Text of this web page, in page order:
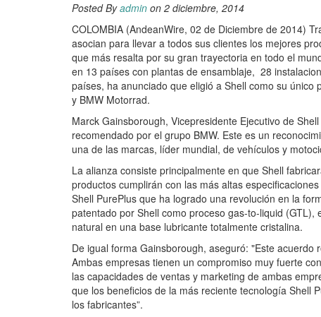
Posted Byadmin on 2 diciembre, 2014
COLOMBIA (AndeanWire, 02 de Diciembre de 2014)
asocian para llevar a todos sus clientes los mejores
que más resalta por su gran trayectoria en todo el
en 13 países con plantas de ensamblaje, 28
países, ha anunciado que eligió a Shell como su
y BMW Motorrad.
Marck Gainsborough, Vicepresidente Ejecutivo de
recomendado por el grupo BMW. Este es un
una de las marcas, líder mundial, de vehículos y
La alianza consiste principalmente en que Shell
productos cumplirán con las más altas
Shell PurePlus que ha logrado una revolución en la
patentado por Shell como proceso gas-to-liquid
natural en una base lubricante totalmente cristalina.
De igual forma Gainsborough, aseguró: "Este
Ambas empresas tienen un compromiso muy fuerte
las capacidades de ventas y marketing de ambas
que los beneficios de la más reciente tecnología Shell
los fabricantes”.